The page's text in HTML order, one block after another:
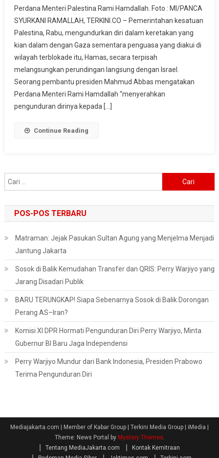
Menteri
Palestina
Mengundurkan
Diri
Perdana Menteri Palestina Rami Hamdallah. Foto : MI/PANCA
SYURKANI RAMALLAH, TERKINI.CO – Pemerintahan kesatuan
Palestina, Rabu, mengundurkan diri dalam keretakan yang
kian dalam dengan Gaza sementara penguasa yang diakui di
wilayah terblokade itu, Hamas, secara terpisah
melangsungkan perundingan langsung dengan Israel.
Seorang pembantu presiden Mahmud Abbas mengatakan
Perdana Menteri Rami Hamdallah “menyerahkan
pengunduran dirinya kepada […]
Continue Reading
untuk:
POS-POS TERBARU
Matraman: Jejak Pasukan Sultan Agung yang Menjelma Menjadi
Jantung Jakarta
Sosok di Balik Kemudahan Transfer dan QRIS: Perry Warjiyo yang
Jarang Disadari Publik
BARU TERUNGKAP! Siapa Sebenarnya Sosok di Balik Dorongan
Perang AS–Iran?
Komisi XI DPR Hormati Pengunduran Diri Perry Warjiyo, Minta
Gubernur BI Baru Jaga Independensi
Perry Warjiyo Mundur dari Bank Indonesia, Presiden Prabowo
Terima Pengunduran Diri
Mediajakarta.com | Member of Kabar Group | Terkini Media Group | iMedia
Theme: News Portal by Mystery Themes.
Tentang MediaJakarta.com
Kontak Kemitraan